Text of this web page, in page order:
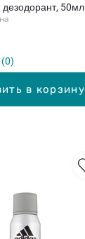
в корзину
дезодорант, 50мл
0